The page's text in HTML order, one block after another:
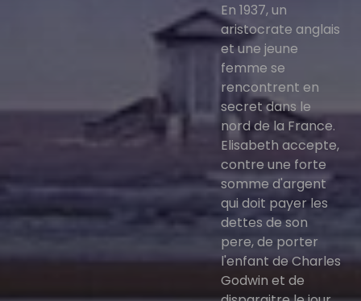
En 1937, un
aristocrate anglais
et une jeune
femme se
rencontrent en
secret dans le
nord de la France.
Elisabeth accepte,
contre une forte
somme d'argent
qui doit payer les
dettes de son
pere, de porter
l'enfant de Charles
Godwin et de